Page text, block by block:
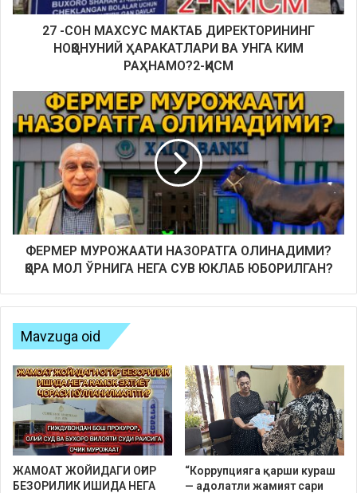
27 -СОН МАХСУС МАКТАБ ДИРЕКТОРИНИНГ
НОҚОНУНИЙ ҲАРАКАТЛАРИ ВА УНГА КИМ
РАҲНАМО?2-ҚИСМ
ФЕРМЕР МУРОЖААТИ НАЗОРАТГА ОЛИНАДИМИ?
ҚОРА МОЛ ЎРНИГА НЕГА СУВ ЮКЛАБ ЮБОРИЛГАН?
Mavzuga oid
ЖАМОАТ ЖОЙИДАГИ ОҒИР
БЕЗОРИЛИК ИШИДА НЕГА
“Коррупцияга қарши кураш
— адолатли жамият сари